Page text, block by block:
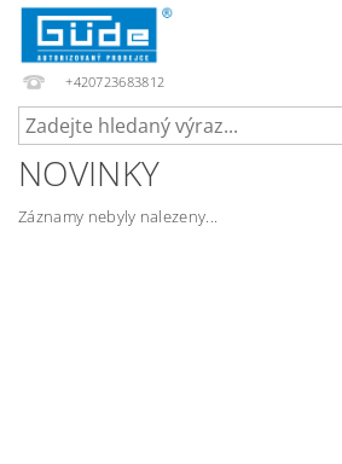
+420723683812
NOVINKY
Záznamy nebyly nalezeny...